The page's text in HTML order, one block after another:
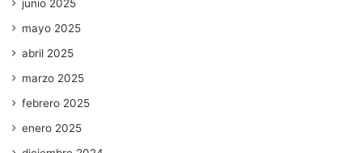
junio 2025
mayo 2025
abril 2025
marzo 2025
febrero 2025
enero 2025